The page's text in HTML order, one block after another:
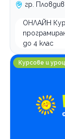
гр. Пловдив
ОНЛАЙН
до 4 клас
Обучителна
Курсове и